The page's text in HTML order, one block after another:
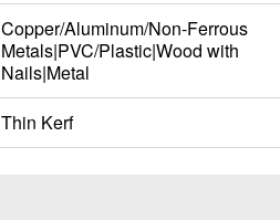
Copper/Aluminum/Non-Ferrous
Metals|PVC/Plastic|Wood with
Nails|Metal
Thin Kerf